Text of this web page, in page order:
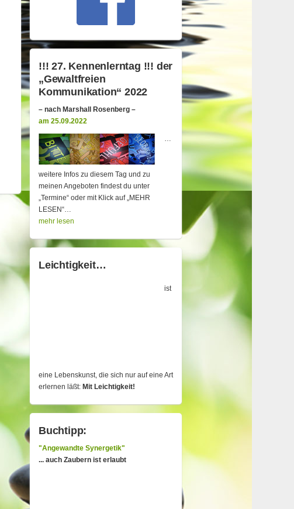
!!! 27. Kennenlerntag !!! der
„Gewaltfreien
Kommunikation“ 2022
– nach Marshall Rosenberg –
am 25.09.2022
…
weitere Infos zu diesem Tag und zu
meinen Angeboten findest du unter
„Termine“ oder mit Klick auf „MEHR
LESEN“…
mehr lesen
Leichtigkeit…
ist
eine Lebenskunst, die sich nur auf eine Art
erlernen läßt: Mit Leichtigkeit!
Buchtipp:
"Angewandte Synergetik"
... auch Zaubern ist erlaubt